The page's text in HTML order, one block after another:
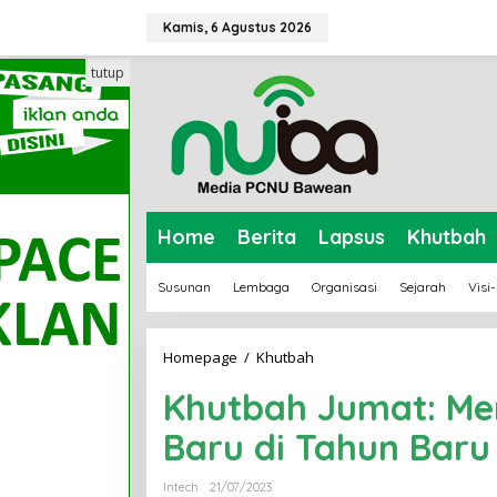
w
a
i
e
o
n
e
n
Kamis, 6 Agustus 2026
Home Berita Lapsus Khutbah
Susunan Lembaga Organisasi Sejarah
tutup
Homepage / Khutbah
t
b
Khutbah Jumat:
Baru di Tahun Baru
Intech
21/07/2023